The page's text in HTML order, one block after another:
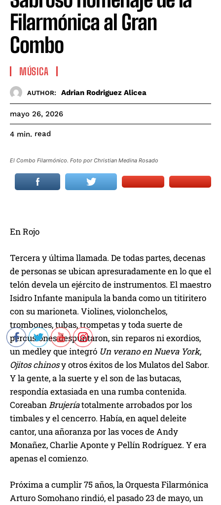
Filarmónica al Gran
Combo
MÚSICA
AUTHOR: Adrian Rodriguez Alicea
mayo 26, 2026
4 min. read
El Combo Filarmónico. Foto por Christian Medina Rosado
En Rojo
Tercera y última llamada. De todas partes, decenas
de personas se ubican apresuradamente en lo que el
telón devela un ejército de instrumentos. El maestro
Isidro Infante manipula la banda como un titiritero
con su marioneta. Violines, violonchelos,
trombones, tubas, trompetas y toda suerte de
percusiones despuntaron, sin reparos ni exordios,
un medley que integró Un verano en Nueva York,
Ojitos chinosy otros éxitos de los Mulatos del Sabor.
Y la gente, a la suerte y el son de las butacas,
respondía extasiada en una rumba contenida.
CoreabanBrujeríatotalmente arrobados por los
timbales y el cencerro. Había, en aquel deleite
cantor, una añoranza por las voces de Andy
Monañez, Charlie Aponte y Pellín Rodríguez. Y era
apenas el comienzo.
Próxima a cumplir 75 años, la Orquesta Filarmónica
Arturo Somohano rindió, el pasado 23 de mayo, un